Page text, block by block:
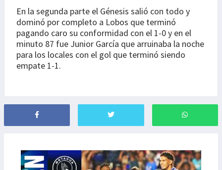
En la segunda parte el Génesis salió con todo y
dominó por completo a Lobos que terminó
pagando caro su conformidad con el 1-0 y en el
minuto 87 fue Junior García que arruinaba la noche
para los locales con el gol que terminó siendo
empate 1-1.